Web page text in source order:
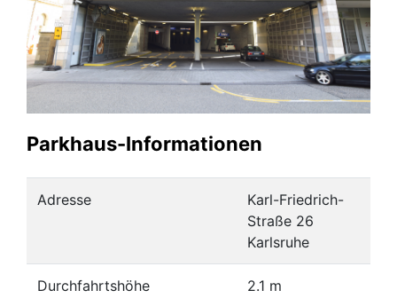
Parkhaus-Informationen
Adresse
Karl-Friedrich-
Straße 26
Karlsruhe
Durchfahrtshöhe 2.1 m